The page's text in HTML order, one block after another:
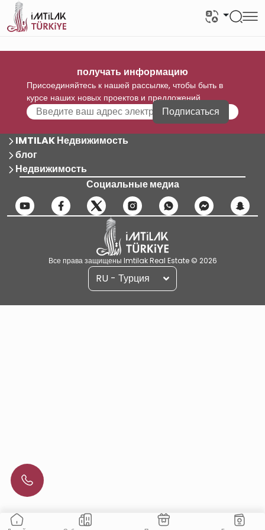
получать информацию
Присоединяйтесь к нашей рассылке, чтобы быть в
курсе наших новых проектов и предложений
Подписаться
IMTILAK Недвижимость
блог
Недвижимость
Социальные медиа
Все права защищены Imtilak Real Estate © 2026
RU - Турция